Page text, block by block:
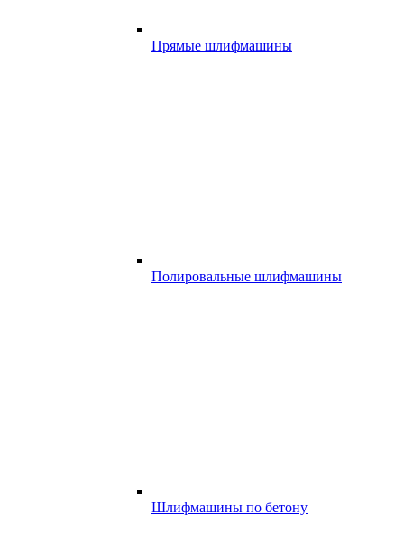
Прямые шлифмашины
Полировальные шлифмашины
Шлифмашины по бетону